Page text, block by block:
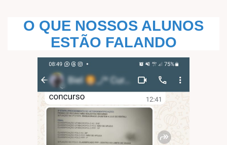
O QUE NOSSOS ALUNOS
ESTÃO FALANDO